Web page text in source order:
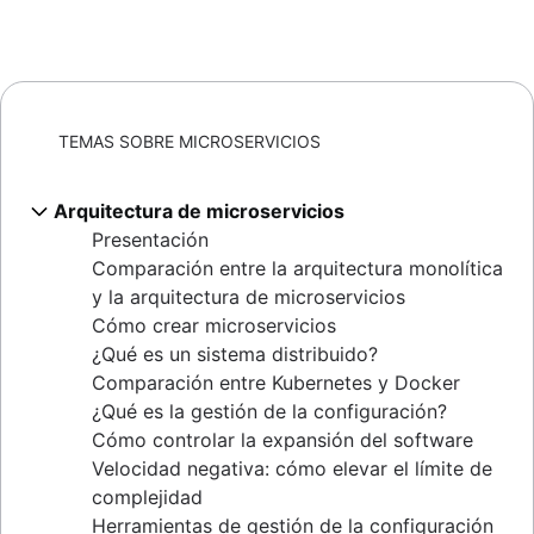
TEMAS SOBRE MICROSERVICIOS
Arquitectura de microservicios
Presentación
Comparación entre la arquitectura monolítica
y la arquitectura de microservicios
Cómo crear microservicios
¿Qué es un sistema distribuido?
Comparación entre Kubernetes y Docker
¿Qué es la gestión de la configuración?
Cómo controlar la expansión del software
Velocidad negativa: cómo elevar el límite de
complejidad
Herramientas de gestión de la configuración